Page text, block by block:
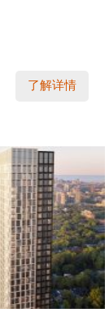
了解详情